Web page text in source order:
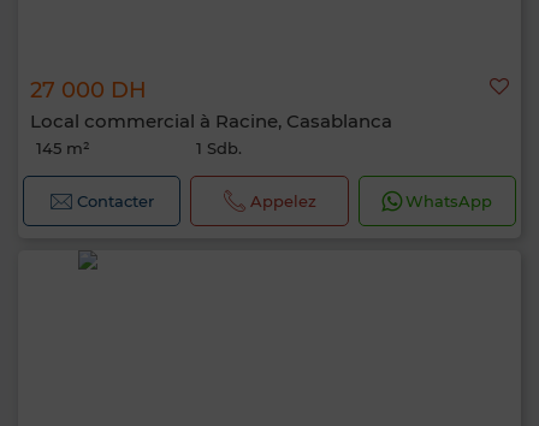
27 000 DH
Local commercial à Racine, Casablanca
145 m² 1 Sdb.
Contacter Appelez WhatsApp